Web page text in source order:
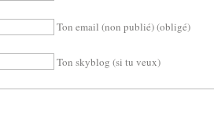
Ton email (non publié) (obligé)
Ton skyblog (si tu veux)